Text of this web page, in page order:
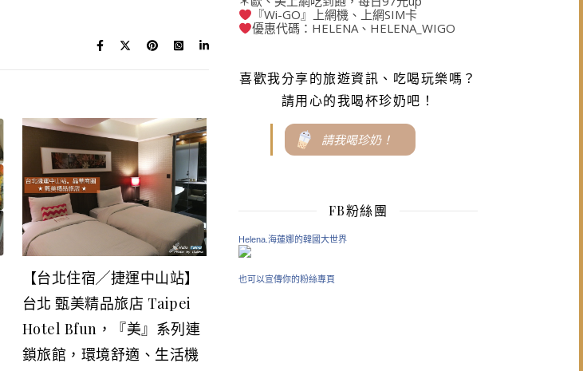
【台北住宿╱捷運中山站】
台北 甄美精品旅店 Taipei
Hotel Bfun，『美』系列連
鎖旅館，環境舒適、生活機
『Wi-GO』上網機、上網SIM卡
優惠代碼：HELENA、HELENA_WIGO
喜歡我分享的旅遊資訊、吃喝玩樂嗎？
請用心的我喝杯珍奶吧！
請我喝珍奶！
FB粉絲團
Helena.海蓮娜的韓國大世界
也可以宣傳你的粉絲專頁